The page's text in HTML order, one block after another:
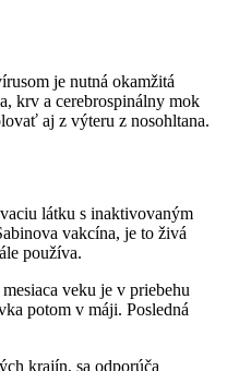
je nutná okamžitá
krv a cerebrospinálny mok
aj z výteru z nosohltana.
látku s inaktivovaným
vakcína, je to živá
používa.
veku je v priebehu
potom v máji. Posledná
krajín, sa odporúča